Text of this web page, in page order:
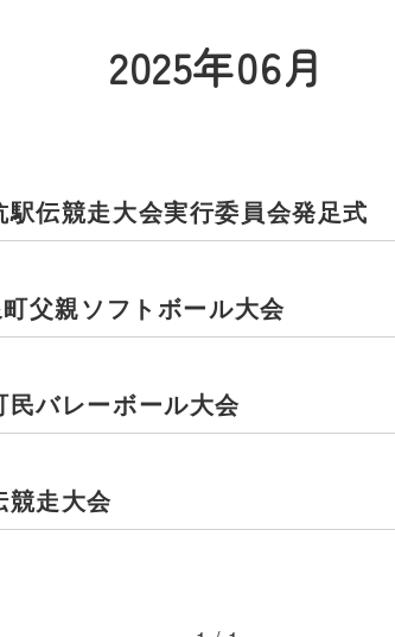
2025年06月
伝競走大会実行委員会発足式
父親ソフトボール大会
バレーボール大会
競走大会